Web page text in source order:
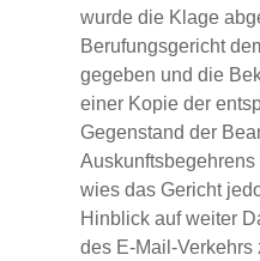
wurde die Klage
Berufungsgericht
gegeben und die
einer Kopie der
Gegenstand der
wies das Gericht
Hinblick auf weiter
des E-Mail-Verkehrs